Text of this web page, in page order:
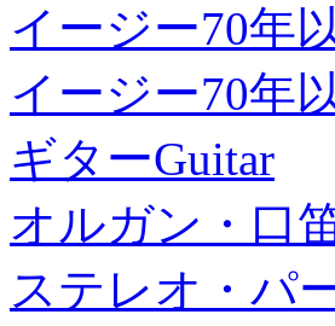
イージー70年
イージー70年
ギターGuitar
オルガン・口
ステレオ・パ